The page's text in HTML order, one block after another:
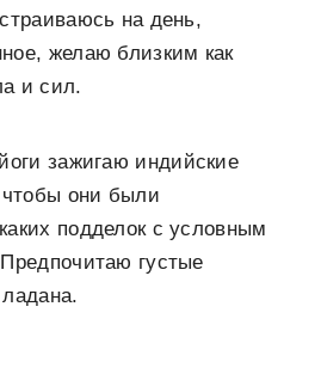
на день,
желаю близким как
и сил.
зажигаю индийские
чтобы они были
подделок с условным
густые